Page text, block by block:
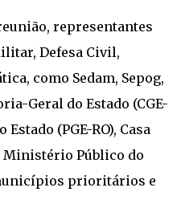
representantes
Defesa Civil,
como Sedam, Sepog,
Geral do Estado (CGE-
(PGE-RO), Casa
Ministério Público do
prioritários e